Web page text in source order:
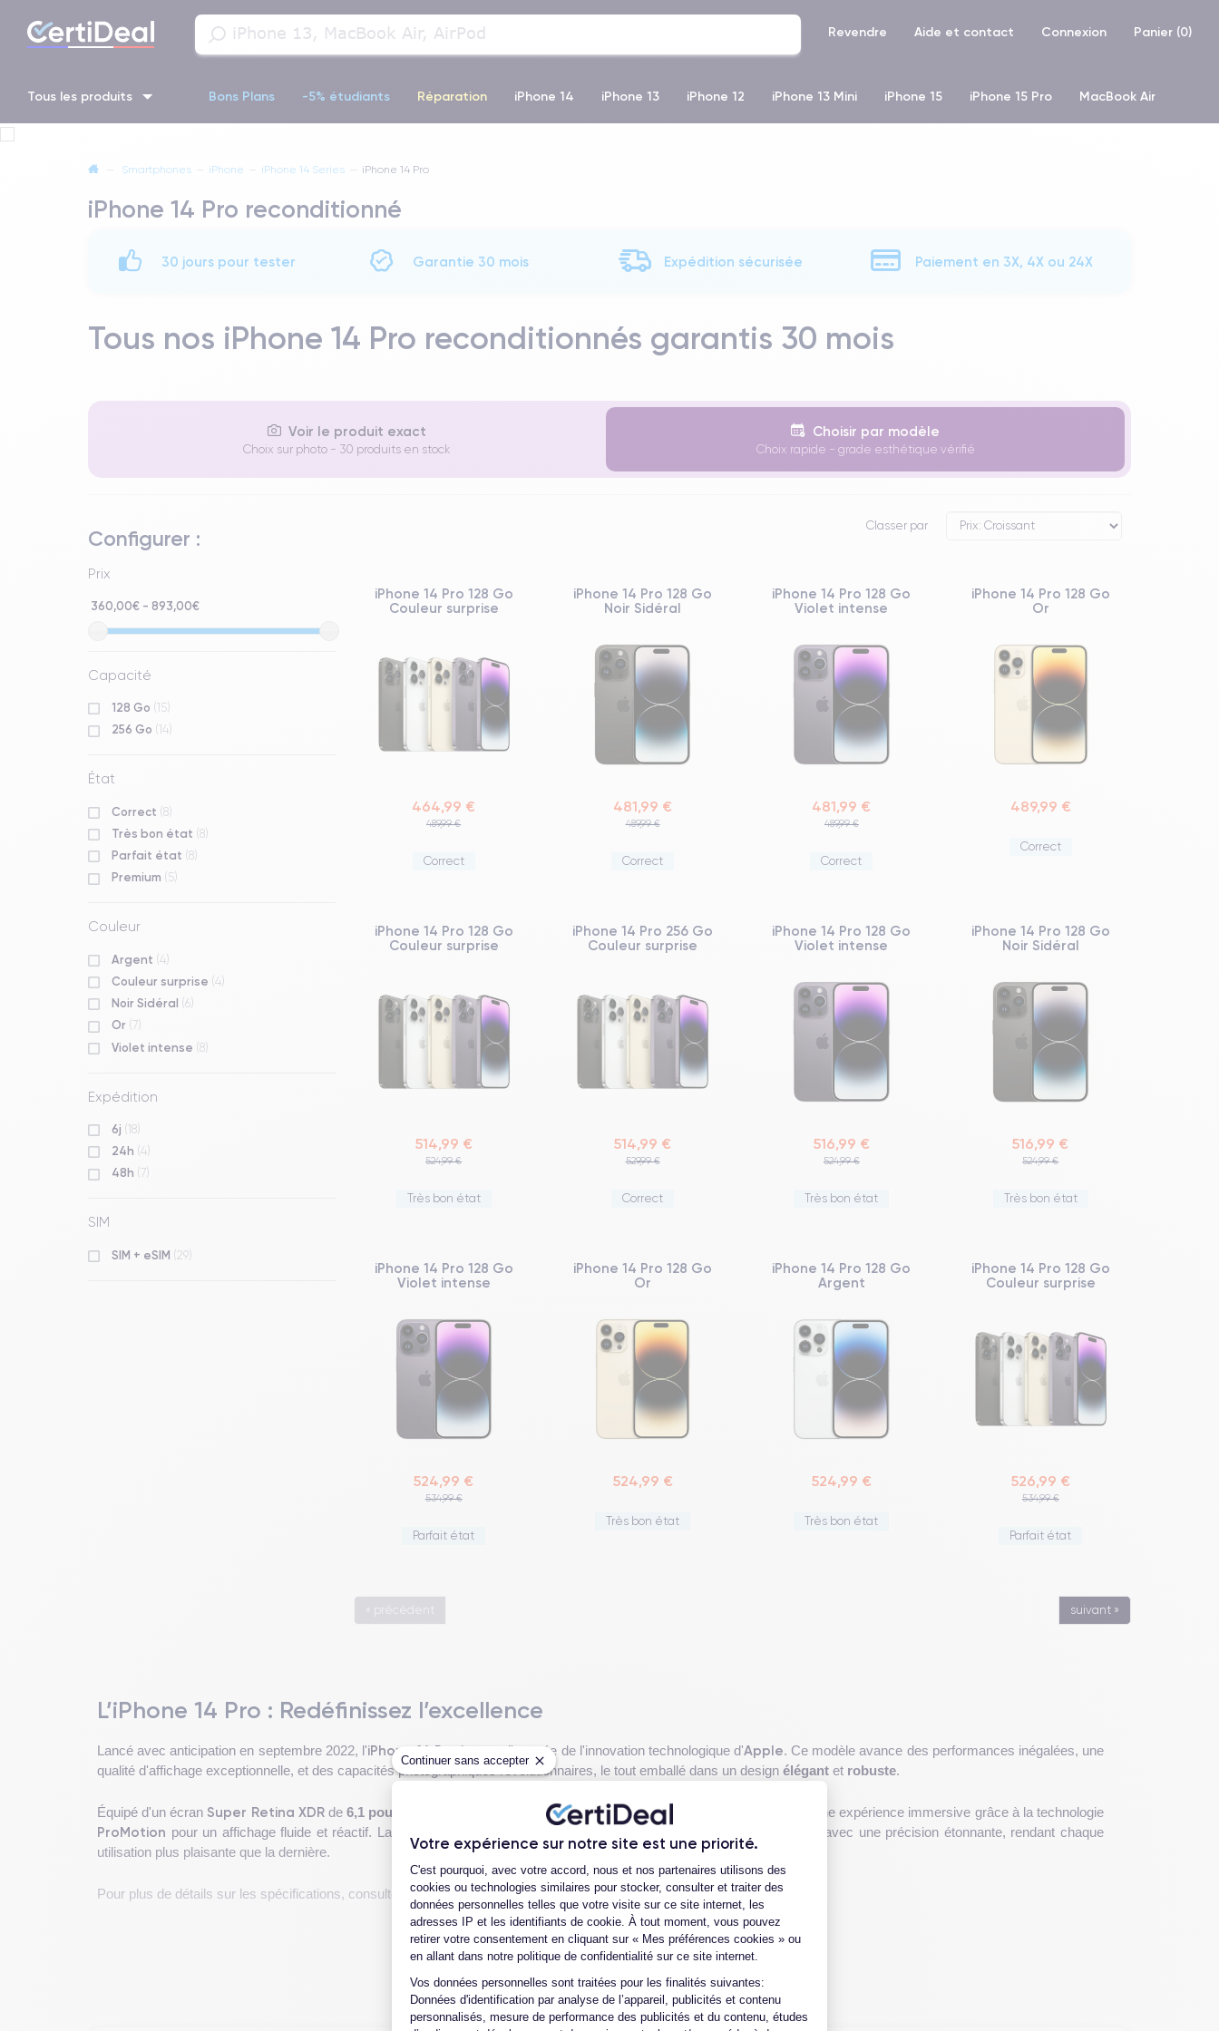
Continuer sans accepter
Votre expérience sur notre site est une priorité.
Plateforme de Gestion du Consentement : Personnalisez vos Options
C'est pourquoi, avec votre accord, nous et nos partenaires utilisons des
cookies ou technologies similaires pour stocker, consulter et traiter des
données personnelles telles que votre visite sur ce site internet, les
adresses IP et les identifiants de cookie. À tout moment, vous pouvez
retirer votre consentement en cliquant sur « Mes préférences cookies » ou
en allant dans notre politique de confidentialité sur ce site internet.
Vos données personnelles sont traitées pour les finalités suivantes:
Données d'identification par analyse de l’appareil, publicités et contenu
personnalisés, mesure de performance des publicités et du contenu, études
Axeptio consent
Revendre Aide et contact Connexion Panier (0)
Tous les produits Bons Plans -5% étudiants Réparation iPhone 14 iPhone 13 iPhone 12 iPhone 13 Mini iPhone 15 iPhone 15 Pro MacBook Air
iPhone 11 Pro iPhone 14 pro
— Smartphones — iPhone — iPhone 14 Series — iPhone 14 Pro
iPhone 14 Pro reconditionné
30 jours pour tester Garantie 30 mois Expédition sécurisée Paiement en 3X, 4X ou 24X
Tous nos iPhone 14 Pro reconditionnés garantis 30 mois
Voir le produit exact
Choix sur photo - 30 produits en stock
Choisir par modèle
Choix rapide - grade esthétique vérifié
Configurer :
Prix
360,00€ - 893,00€
Capacité
128 Go (15)
256 Go (14)
État
Correct (8)
Très bon état (8)
Parfait état (8)
Premium (5)
Couleur
Argent (4)
Couleur surprise (4)
Noir Sidéral (6)
Or (7)
Violet intense (8)
Expédition
6j (18)
24h (4)
48h (7)
SIM
SIM + eSIM (29)
Classer par
iPhone 14 Pro 128 Go
Couleur surprise
464,99 €
489,99 €
Correct
iPhone 14 Pro 128 Go
Noir Sidéral
481,99 €
489,99 €
Correct
iPhone 14 Pro 128 Go
Violet intense
481,99 €
489,99 €
Correct
iPhone 14 Pro 128 Go
Or
489,99 €
Correct
iPhone 14 Pro 128 Go
Couleur surprise
514,99 €
524,99 €
Très bon état
iPhone 14 Pro 256 Go
Couleur surprise
514,99 €
529,99 €
Correct
iPhone 14 Pro 128 Go
Violet intense
516,99 €
524,99 €
Très bon état
iPhone 14 Pro 128 Go
Noir Sidéral
516,99 €
524,99 €
Très bon état
iPhone 14 Pro 128 Go
Violet intense
524,99 €
534,99 €
Parfait état
iPhone 14 Pro 128 Go
Or
524,99 €
Très bon état
iPhone 14 Pro 128 Go
Argent
524,99 €
Très bon état
iPhone 14 Pro 128 Go
Couleur surprise
526,99 €
534,99 €
Parfait état
« précédent suivant »
L’iPhone 14 Pro : Redéfinissez l’excellence
Lancé avec anticipation en septembre 2022, l'iPhone 14 Pro incarne l'apogée de l'innovation technologique d'Apple. Ce modèle avance des performances inégalées, une
qualité d'affichage exceptionnelle, et des capacités photographiques révolutionnaires, le tout emballé dans un design élégant et robuste.
Équipé d'un écran Super Retina XDRde6,1 pouces , l'appareil ravit les yeux avec sa brillance et sa clarté, offrant aussi une expérience immersive grâce à la technologie
ProMotion pour un affichage fluide et réactif. La résolution de
assure que chaque détail est affiché avec une précision étonnante, rendant chaque
utilisation plus plaisante que la dernière.
Pour plus de détails sur les spécifications, consultez lafiche technique de l'iPhone 14 Pro .
allie esthétique et ergonomie pour offrir une prise en main exceptionnelle. Avec des dimensions de
appareil est conçu pour une utilisation confortable d'une seule main, malgré son écran large de6,1 pouces . Son cadre en acier inoxydable et son verre texturé lui confèrent
Voir plus